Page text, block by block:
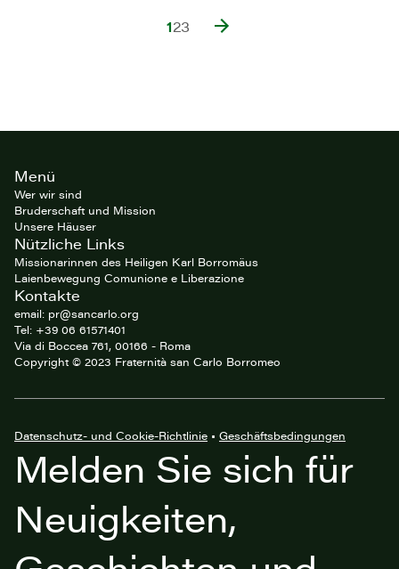
123
Site
footerMenü
Wer wir sind
Bruderschaft und Mission
Unsere Häuser
Nützliche Links
Missionarinnen des Heiligen Karl Borromäus
Laienbewegung Comunione e Liberazione
Kontakte
email: pr@sancarlo.org
Tel: +39 06 61571401
Via di Boccea 761, 00166 - Roma
Copyright © 2023 Fraternità san Carlo Borromeo
Datenschutz- und Cookie-Richtlinie • Geschäftsbedingungen
Melden Sie sich für
Neuigkeiten,